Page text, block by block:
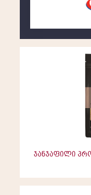
ჯანჯაფილი